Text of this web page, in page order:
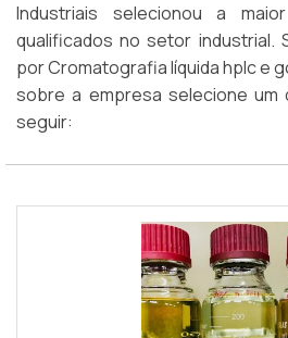
Industriais selecionou a
qualificados no setor industrial.
por Cromatografia líquida hplc e
sobre a empresa selecione um
seguir: